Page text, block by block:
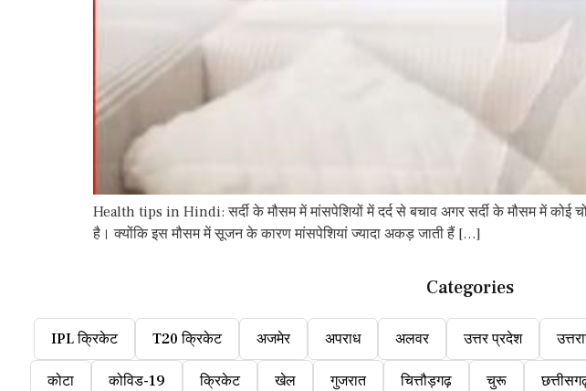
Health tips in Hindi: सर्दी के मौसम में मांसपेशियों में दर्द से बचाव अगर सर्दी के मौसम में कोई चोट
है। क्‍योंकि इस मौसम में सूजन के कारण मांसपेशियां ज्‍यादा अकड़ जाती हैं […]
Categories
IPL क्रिकेट T20 क्रिकेट अजमेर अपराध अलवर उत्तर प्रदेश
कोटा कोविड-19 क्रिकेट खेल गुजरात चित्तौड़गढ़ चुरू